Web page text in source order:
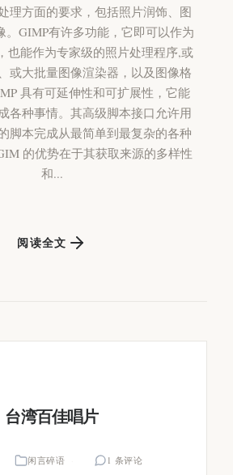
理方面的要求，包括照片润饰、图
。GIMP有许多功能，它即可以作为
也能作为专家级的照片处理程序,或
或大批量图像渲染器，以及图像格
具有可延伸性和可扩展性，它能
各种事情。其高级脚本接口允许用
脚本完成从最简单到最复杂的各种
的优势在于其获取来源的多样性
和...
阅读全文
台湾百佳唱片
闲言碎语 1 条评论